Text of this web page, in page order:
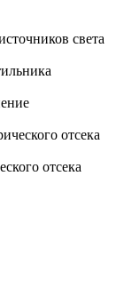
света
отсека
отсека